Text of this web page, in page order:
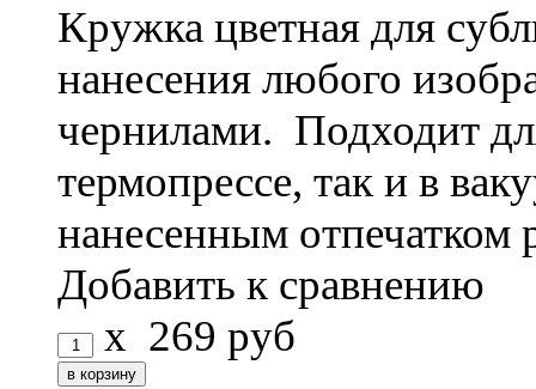
Кружка цветная для
нанесения любого
чернилами. Подходит
термопрессе, так и в
нанесенным
Добавить к сравнению
x 269 руб